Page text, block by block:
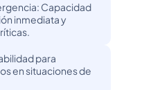
Capacidad
inmediata y
para
en situaciones de